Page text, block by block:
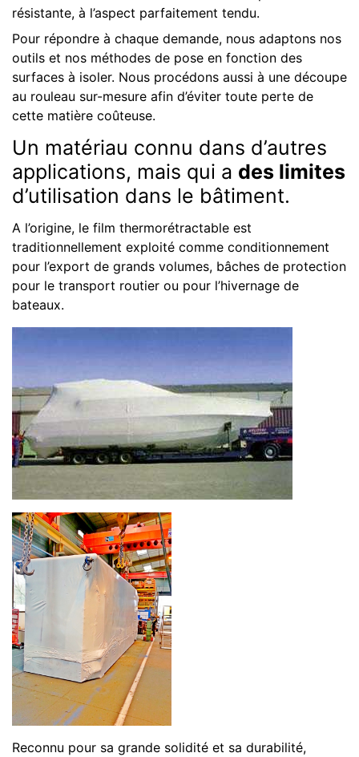
résistante, à l’aspect parfaitement tendu.
Pour répondre à chaque demande, nous adaptons nos
outils et nos méthodes de pose en fonction des
surfaces à isoler. Nous procédons aussi à une découpe
au rouleau sur-mesure afin d’éviter toute perte de
cette matière coûteuse.
Un matériau connu dans d’autres
applications, mais qui a des limites
d’utilisation dans le bâtiment.
A l’origine, le film thermorétractable est
traditionnellement exploité comme conditionnement
pour l’export de grands volumes, bâches de protection
pour le transport routier ou pour l’hivernage de
bateaux.
Reconnu pour sa grande solidité et sa durabilité,